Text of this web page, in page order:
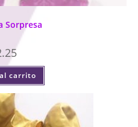
Sorpresa
carrito